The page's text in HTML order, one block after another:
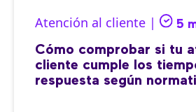
Atención al cliente | 5
Cómo comprobar si tu
cliente cumple los
respuesta según